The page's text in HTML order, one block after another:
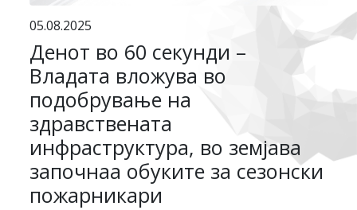
05.08.2025
Денот во 60 секунди –
Владата вложува во
подобрување на
здравствената
инфраструктура, во земјава
започнаа обуките за сезонски
пожарникари